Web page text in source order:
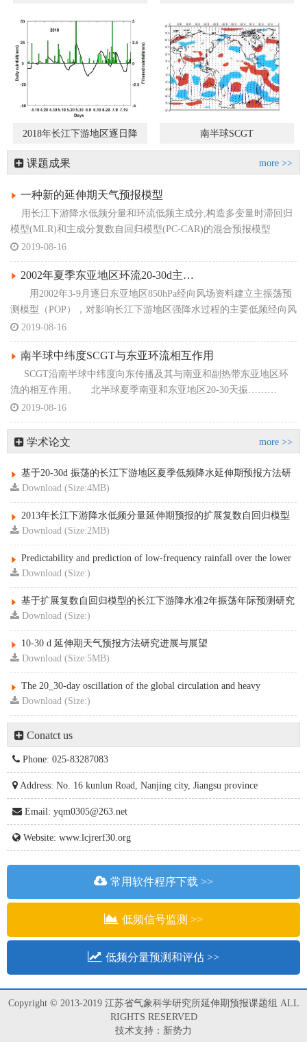
2018年长江下游地区逐日降
南半球SCGT
课题成果 more >>
一种新的延伸期天气预报模型
用长江下游降水低频分量和环流低频主成分,构造多变量时滞回归
模型(MLR)和主成分复数自回归模型(PC-CAR)的混合预报模型
(MLR/PC-CAR),对长江下游降水低频分量………
2019-08-16
2002年夏季东亚地区环流20-30d主…
用2002年3-9月逐日东亚地区850hPa经向风场资料建立主振荡预
测模型（POP），对影响长江下游地区强降水过程的主要低频经向风
场（20-30ｄ时间尺度）的时空变化进行10-30d 延伸期独立预………
2019-08-16
南半球中纬度SCGT与东亚环流相互作用
SCGT沿南半球中纬度向东传播及其与南亚和副热带东亚地区环
流的相互作用。 北半球夏季南亚和东亚地区20-30天振………
2019-08-16
学术论文 more >>
基于20-30d 振荡的长江下游地区夏季低频降水延伸期预报方法研
究
Download (Size:4MB)
2013年长江下游降水低频分量延伸期预报的扩展复数自回归模型
Download (Size:2MB)
Predictability and prediction of low-frequency rainfall over the lower
reaches of the Yangtze River valley on the time scale of 20 to 30 days
Download (Size:)
基于扩展复数自回归模型的长江下游降水准2年振荡年际预测研究
Download (Size:)
10-30 d 延伸期天气预报方法研究进展与展望
Download (Size:5MB)
The 20_30-day oscillation of the global circulation and heavy
precipitation over the lower reaches of the Yangtze River valley
Download (Size:)
Conatct us
Phone: 025-83287083
Address: No. 16 kunlun Road, Nanjing city, Jiangsu province
Email: yqm0305@263.net
Website: www.lcjrerf30.org
常用软件程序下载 >>
低频信号监测 >>
低频分量预测和评估 >>
Copyright © 2013-2019 江苏省气象科学研究所延伸期预报课题组 ALL
RIGHTS RESERVED
技术支持： 新势力